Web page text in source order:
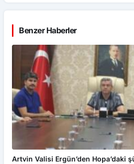
Benzer Haberler
Artvin Valisi Ergün’den Hopa’daki